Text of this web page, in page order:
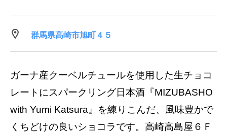
群馬県高崎市旭町４５
ガーナ産クーベルチュールを使用した生チョコ
レートにスパークリング日本酒『MIZUBASHO
with Yumi Katsura』を練りこんだ、風味豊かで
くちどけの良いショコラです。高崎高島屋６Ｆ